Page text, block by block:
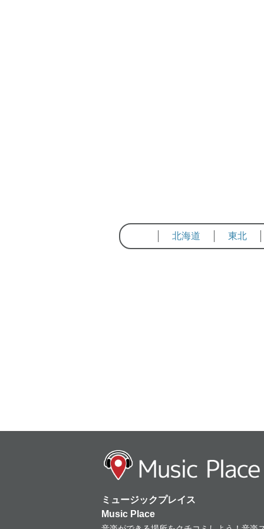
北海道 東北
ミュージックプレイス
Music Place